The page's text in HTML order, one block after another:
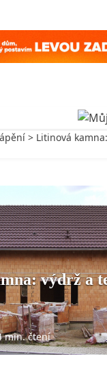
> Litinová
výdrž a
min. čtení